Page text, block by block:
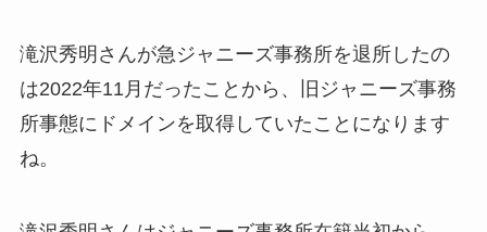
滝沢秀明さんが急ジャニーズ事務所を退所したの
は2022年11月だったことから、旧ジャニーズ事務
所事態にドメインを取得していたことになります
ね。